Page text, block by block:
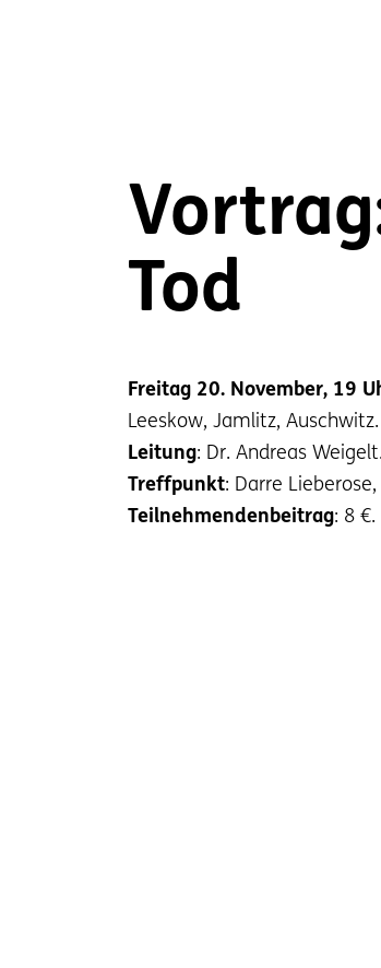
Tod
Freitag 20. November, 19
Leeskow, Jamlitz,
Leitung: Dr. Andreas
Treffpunkt: Darre
Teilnehmendenbeitrag: 8